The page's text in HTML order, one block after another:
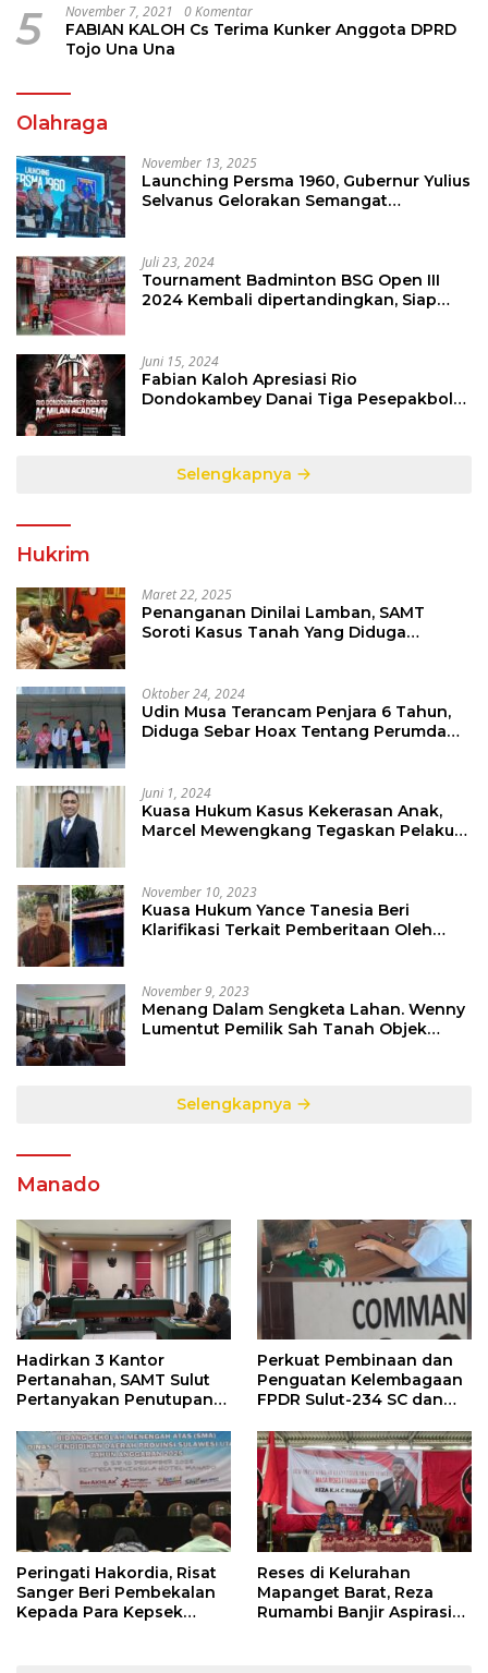
5 November 7, 2021 0 Komentar
FABIAN KALOH Cs Terima Kunker Anggota DPRD
Tojo Una Una
Olahraga
November 13, 2025
Launching Persma 1960, Gubernur Yulius
Selvanus Gelorakan Semangat
Juli 23, 2024
Tournament Badminton BSG Open III
2024 Kembali dipertandingkan, Siap
Juni 15, 2024
Fabian Kaloh Apresiasi Rio
Dondokambey Danai Tiga Pesepakbola
Selengkapnya
Hukrim
Maret 22, 2025
Penanganan Dinilai Lamban, SAMT
Soroti Kasus Tanah Yang Diduga
Oktober 24, 2024
Udin Musa Terancam Penjara 6 Tahun,
Diduga Sebar Hoax Tentang Perumda
Juni 1, 2024
Kuasa Hukum Kasus Kekerasan Anak,
Marcel Mewengkang Tegaskan Pelaku
November 10, 2023
Kuasa Hukum Yance Tanesia Beri
Klarifikasi Terkait Pemberitaan Oleh
November 9, 2023
Menang Dalam Sengketa Lahan. Wenny
Lumentut Pemilik Sah Tanah Objek
Selengkapnya
Manado
Hadirkan 3 Kantor
Pertanahan, SAMT Sulut
Pertanyakan Penutupan
Anggaran Negara
Perkuat Pembinaan dan
Penguatan Kelembagaan
FPDR Sulut-234 SC dan
Peringati Hakordia, Risat
Sanger Beri Pembekalan
Kepada Para Kepsek
Reses di Kelurahan
Mapanget Barat, Reza
Rumambi Banjir Aspirasi